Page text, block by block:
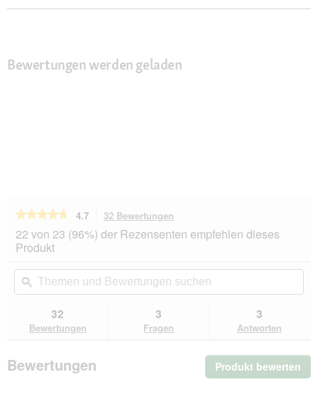
Bewertungen werden geladen
★★★★★
★★★★★
von
5
lesen
für
native
Rinderschlundstange
4.7 32 Bewertungen
dieser
Aktion
du
zu
den
22 von 23 (96%) der Rezensenten empfehlen dieses
Produkt
Themen
und
Bewertungen
ϙ
32
Bewertungen
3
Fragen
3
Antworten
Bewertungen Produkt bewerten
Mit